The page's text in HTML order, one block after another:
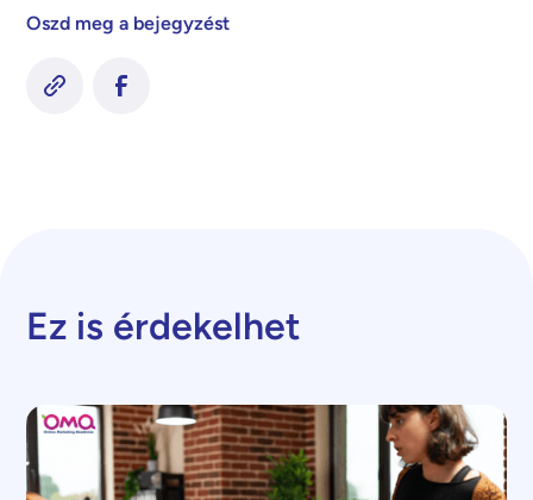
Oszd meg a bejegyzést
Ez is érdekelhet